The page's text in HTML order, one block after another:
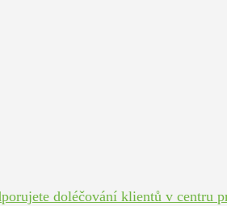
doléčování klientů v centru